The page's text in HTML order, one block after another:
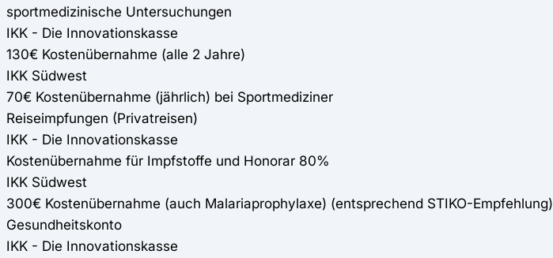
sportmedizinische Untersuchungen
IKK - Die Innovationskasse
130€ Kostenübernahme (alle 2 Jahre)
IKK Südwest
70€ Kostenübernahme (jährlich) bei Sportmediziner
Reiseimpfungen (Privatreisen)
IKK - Die Innovationskasse
Kostenübernahme für Impfstoffe und Honorar 80%
IKK Südwest
300€ Kostenübernahme (auch Malariaprophylaxe) (entsprechend STIKO-Empfehlung)
Gesundheitskonto
IKK - Die Innovationskasse